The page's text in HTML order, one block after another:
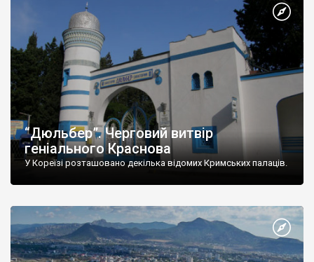
“Дюльбер”. Черговий витвір
геніального Краснова
У Кореїзі розташовано декілька відомих Кримських палаців.